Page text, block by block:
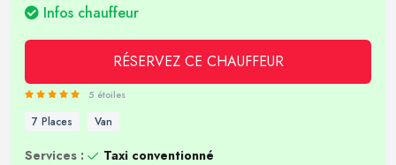
Infos chauffeur
RÉSERVEZ CE CHAUFFEUR
5 étoiles
7 Places Van
Services :
Taxi conventionné